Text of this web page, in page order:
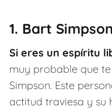
1. Bart Simpson
Si eres un espíritu
muy probable que
Simpson. Este
actitud traviesa y su